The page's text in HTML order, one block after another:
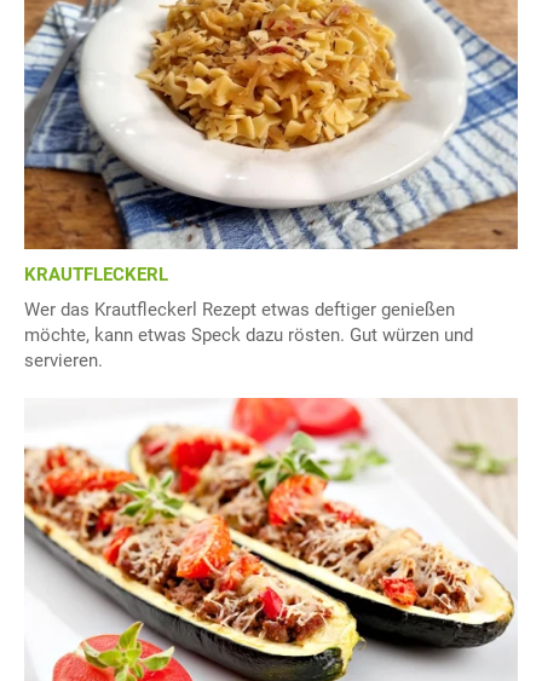
KRAUTFLECKERL
Wer das Krautfleckerl Rezept etwas deftiger genießen
möchte, kann etwas Speck dazu rösten. Gut würzen und
servieren.